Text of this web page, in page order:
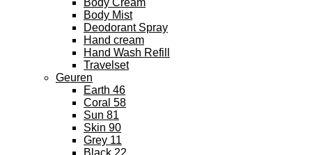
Body Cream
Body Mist
Deodorant Spray
Hand cream
Hand Wash Refill
Travelset
Geuren
Earth 46
Coral 58
Sun 81
Skin 90
Grey 11
Black 22